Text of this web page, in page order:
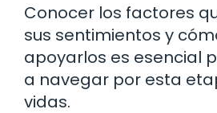
Conocer los factores
sus sentimientos y
apoyarlos es esencial
a navegar por esta
vidas.